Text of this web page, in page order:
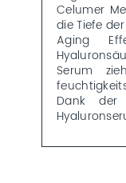
Celumer
die Tiefe
Aging
Serum
Dank der